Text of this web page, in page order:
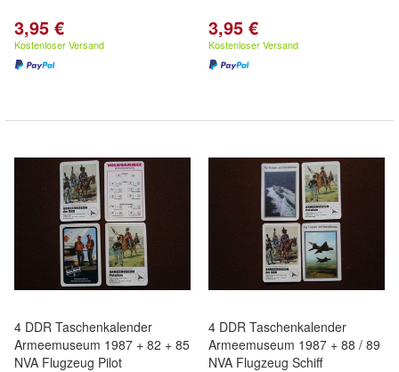
3,95 €
Kostenloser Versand
3,95 €
Kostenloser Versand
4 DDR Taschenkalender
Armeemuseum 1987 + 82 + 85
NVA Flugzeug Pilot
4 DDR Taschenkalender
Armeemuseum 1987 + 88 / 89
NVA Flugzeug Schiff